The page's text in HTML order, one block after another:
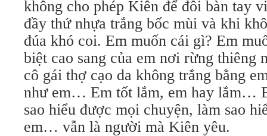
không cho phép Kiên để đôi bàn tay
đầy thứ nhựa trắng bốc mùi và khi
đúa khó coi. Em muốn cái gì? Em
biệt cao sang của em nơi rừng thiêng
cô gái thợ cạo da không trắng bằng
như em… Em tốt lắm, em hay lắm…
sao hiểu được mọi chuyện, làm sao
em… vẫn là người mà Kiên yêu.